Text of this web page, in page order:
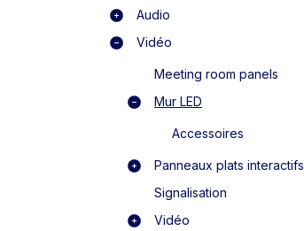
Audio
Vidéo
Meeting room panels
Mur LED
Accessoires
Panneaux plats interactifs
Signalisation
Vidéo